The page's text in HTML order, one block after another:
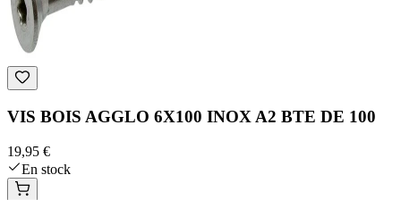
VIS BOIS AGGLO 6X100 INOX A2 BTE DE 100
19,95 €
En stock